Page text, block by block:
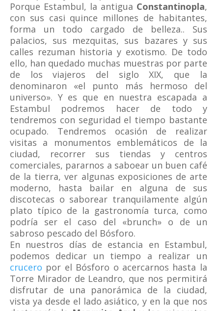
Porque Estambul, la antigua Constantinopla,
con sus casi quince millones de habitantes,
forma un todo cargado de belleza.. Sus
palacios, sus mezquitas, sus bazares y sus
calles rezuman historia y exotismo. De todo
ello, han quedado muchas muestras por parte
de los viajeros del siglo XIX, que la
denominaron «el punto más hermoso del
universo». Y es que en nuestra escapada a
Estambul podremos hacer de todo y
tendremos con seguridad el tiempo bastante
ocupado. Tendremos ocasión de realizar
visitas a monumentos emblemáticos de la
ciudad, recorrer sus tiendas y centros
comerciales, pararnos a saboear un buen café
de la tierra, ver algunas exposiciones de arte
moderno, hasta bailar en alguna de sus
discotecas o saborear tranquilamente algún
plato típico de la gastronomía turca, como
podría ser el caso del «brunch» o de un
sabroso pescado del Bósforo.
En nuestros días de estancia en Estambul,
podemos dedicar un tiempo a realizar un
crucero por el Bósforo o acercarnos hasta la
Torre Mirador de Leandro, que nos permitirá
disfrutar de una panorámica de la ciudad,
vista ya desde el lado asiático, y en la que nos